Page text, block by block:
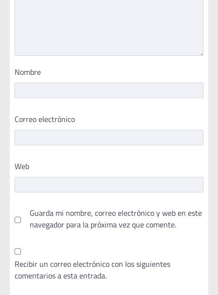
Nombre
Correo electrónico
Web
Guarda mi nombre, correo electrónico y web en este
navegador para la próxima vez que comente.
Recibir un correo electrónico con los siguientes
comentarios a esta entrada.